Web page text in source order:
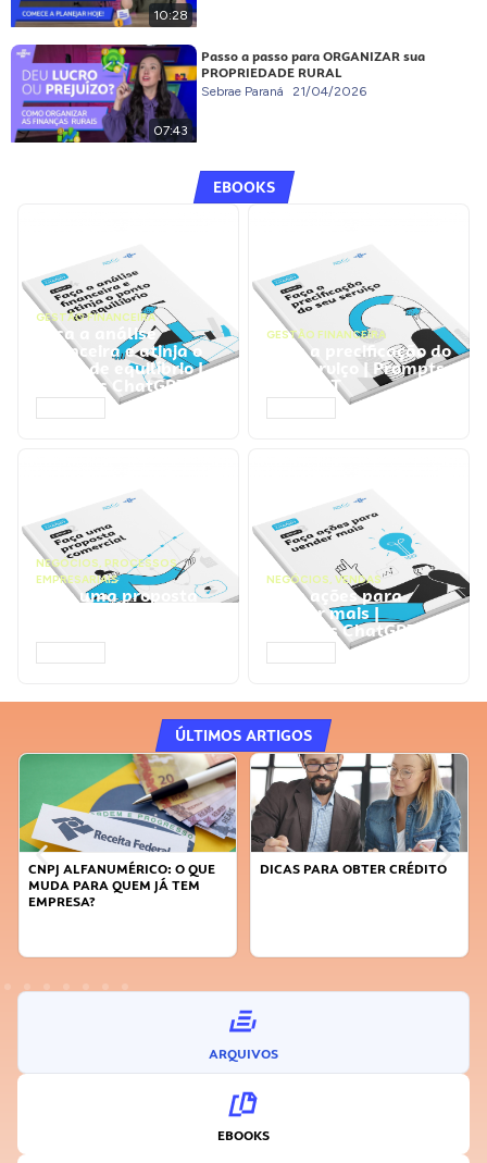
10:28
07:43
Passo a passo para ORGANIZAR sua
PROPRIEDADE RURAL
Sebrae Paraná 21/04/2026
EBOOKS
GESTÃO FINANCEIRA
Faça a análise
financeira e atinja o
ponto de equilíbrio |
Prompts ChatGPT
GESTÃO FINANCEIRA
Faça a precificação do
seu serviço | Prompts
ChatGPT
NEGÓCIOS, PROCESSOS
EMPRESARIAIS
Faça uma proposta
NEGÓCIOS, VENDAS
Faça ações para
vender mais |
Prompts ChatGPT
ÚLTIMOS ARTIGOS
CNPJ ALFANUMÉRICO: O QUE
MUDA PARA QUEM JÁ TEM
EMPRESA?
DICAS PARA OBTER CRÉDITO
ARQUIVOS
EBOOKS